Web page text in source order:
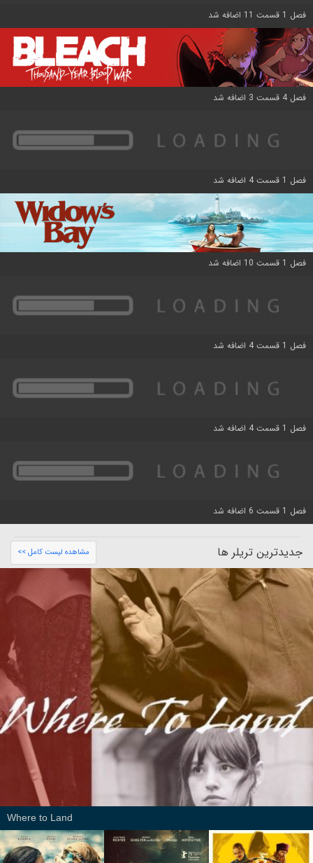
فصل 1 قسمت 11 اضافه شد
فصل 4 قسمت 3 اضافه شد
فصل 1 قسمت 4 اضافه شد
فصل 1 قسمت 10 اضافه شد
فصل 1 قسمت 4 اضافه شد
فصل 1 قسمت 4 اضافه شد
فصل 1 قسمت 6 اضافه شد
جدیدترین تریلر ها مشاهده لیست کامل >>
Where to Land